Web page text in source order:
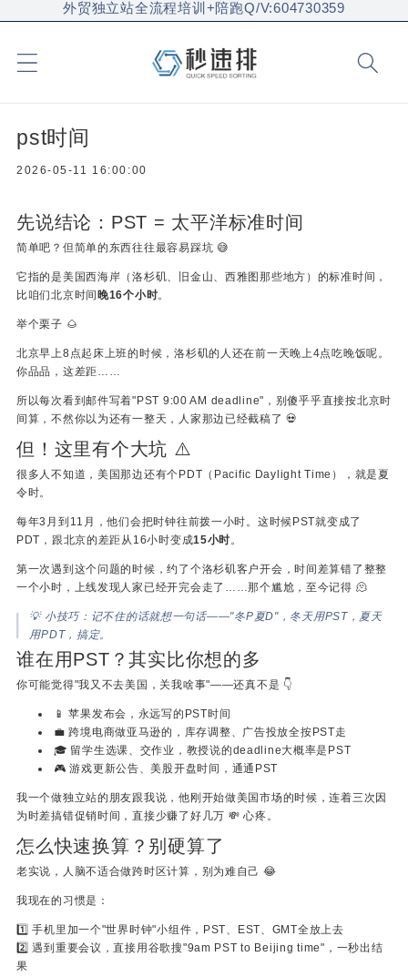
外贸独立站全流程培训+陪跑Q/V:604730359
pst时间
2026-05-11 16:00:00
先说结论：PST = 太平洋标准时间
简单吧？但简单的东西往往最容易踩坑 😅
它指的是美国西海岸（洛杉矶、旧金山、西雅图那些地方）的标准时间，
比咱们北京时间晚16个小时。
举个栗子 🌰
北京早上8点起床上班的时候，洛杉矶的人还在前一天晚上4点吃晚饭呢。
你品品，这差距……
所以每次看到邮件写着"PST 9:00 AM deadline"，别傻乎乎直接按北京时
间算，不然你以为还有一整天，人家那边已经截稿了 💀
但！这里有个大坑 ⚠️
很多人不知道，美国那边还有个PDT（Pacific Daylight Time），就是夏
令时。
每年3月到11月，他们会把时钟往前拨一小时。这时候PST就变成了
PDT，跟北京的差距从16小时变成15小时。
第一次遇到这个问题的时候，约了个洛杉矶客户开会，时间差算错了整整
一个小时，上线发现人家已经开完会走了……那个尴尬，至今记得 🫠
💡 小技巧：记不住的话就想一句话——"冬P夏D"，冬天用PST，夏天
用PDT，搞定。
谁在用PST？其实比你想的多
你可能觉得"我又不去美国，关我啥事"——还真不是 👇
📱 苹果发布会，永远写的PST时间
💼 跨境电商做亚马逊的，库存调整、广告投放全按PST走
🎓 留学生选课、交作业，教授说的deadline大概率是PST
🎮 游戏更新公告、美股开盘时间，通通PST
我一个做独立站的朋友跟我说，他刚开始做美国市场的时候，连着三次因
为时差搞错促销时间，直接少赚了好几万 💸 心疼。
怎么快速换算？别硬算了
老实说，人脑不适合做跨时区计算，别为难自己 😂
我现在的习惯是：
1️⃣ 手机里加一个"世界时钟"小组件，PST、EST、GMT全放上去
2️⃣ 遇到重要会议，直接用谷歌搜"9am PST to Beijing time"，一秒出结
果